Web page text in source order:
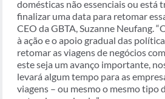
domésticas não essenciais ou está
finalizar uma data para retomar
CEO da GBTA, Suzanne Neufang.
à ação e o apoio gradual das
retomar as viagens de negócios
este seja um avanço importante,
levará algum tempo para as
viagens – ou mesmo o mesmo tipo